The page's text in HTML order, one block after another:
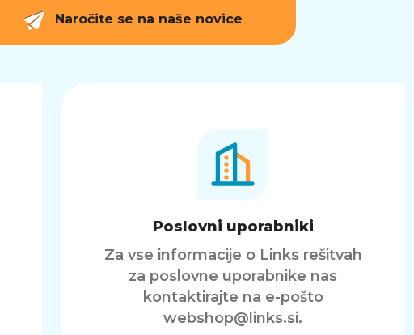
Naročite se na naše novice
Poslovni uporabniki
Za vse informacije o Links rešitvah
za poslovne uporabnike nas
kontaktirajte na e-pošto
webshop@links.si.